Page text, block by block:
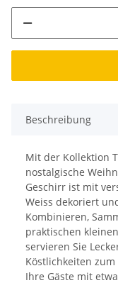
Beschreibung
Mit der Kollektion
nostalgische
Geschirr ist mit
Weiss dekoriert
Kombinieren,
praktischen
servieren Sie
Köstlichkeiten
Ihre Gäste mit